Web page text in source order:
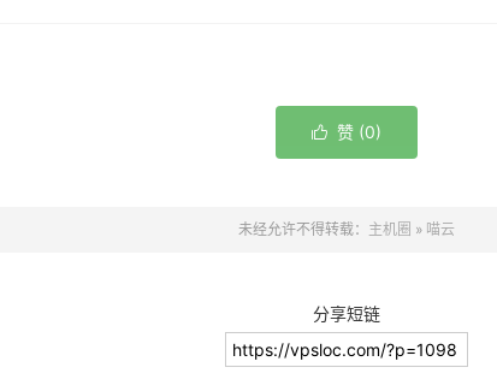
 赞 (0)
未经允许不得转载： 主机圈 » 喵云
分享短链